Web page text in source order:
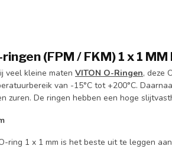
(FPM / FKM) 1 x 1
veel kleine maten VITON O-Ringen, deze
van -15°C tot +200°C.
zuren. De ringen hebben een hoge
ring 1 x 1 mm is het beste uit te leggen